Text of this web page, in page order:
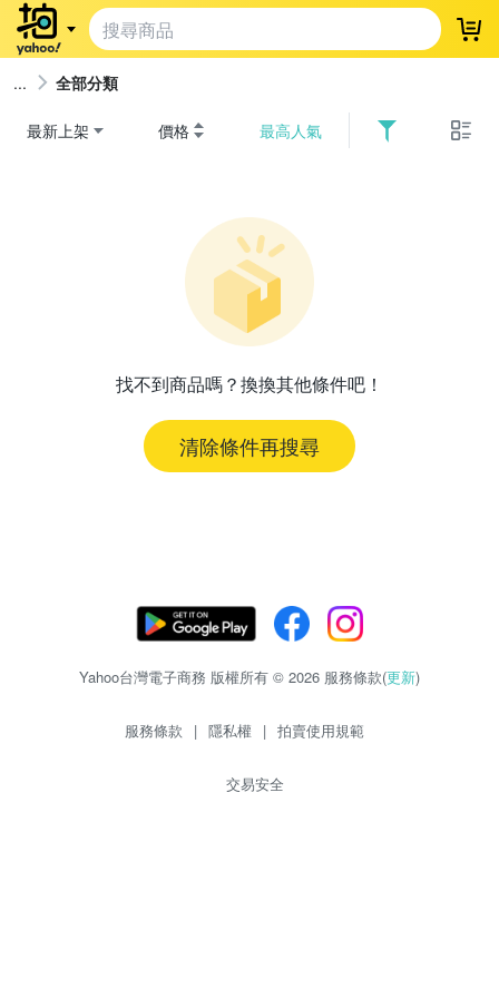
登
全部分類
最新上架 價格 最高人氣
找不到商品嗎？換換其他條件吧！
清除條件再搜尋
Yahoo台灣電子商務 版權所有 © 2026 服務條款(更新)
服務條款 | 隱私權 | 拍賣使用規範
交易安全